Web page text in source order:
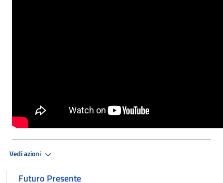
Vedi azioni
Futuro Presente